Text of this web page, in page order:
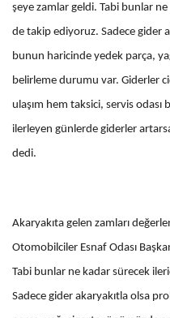
şeye zamlar geldi. Tabi bunlar
de takip ediyoruz. Sadece gider
bunun haricinde yedek parça,
belirleme durumu var. Giderler
ulaşım hem taksici, servis
ilerleyen günlerde giderler
dedi.
Akaryakıta gelen zamları
Otomobilciler Esnaf Odası
Tabi bunlar ne kadar sürecek
Sadece gider akaryakıtla olsa